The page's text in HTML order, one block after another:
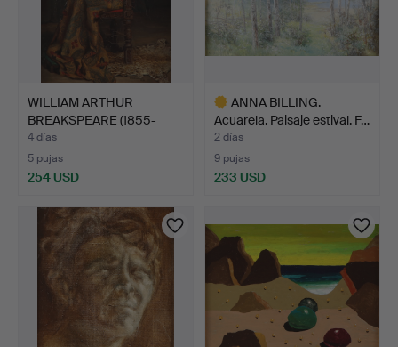
WILLIAM ARTHUR
BREAKSPEARE (1855-
1914). Ól…
4 días
5 pujas
254 USD
ANNA BILLING.
Acuarela. Paisaje estival. F…
2 días
9 pujas
233 USD
seleccionado